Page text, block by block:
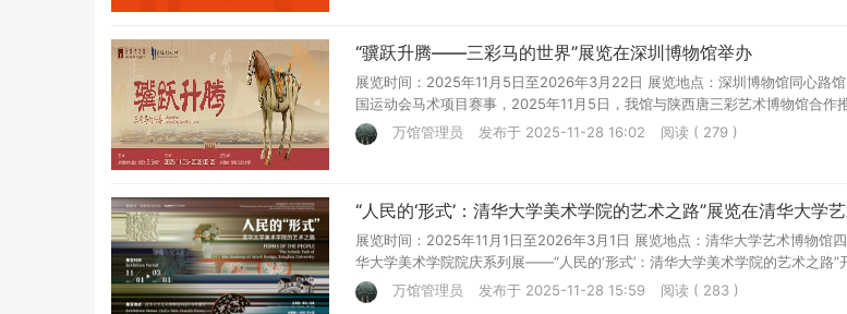
“骥跃升腾——三彩马的世界”展览在深圳博物馆举办
展览时间：2025年11月5日至2026年3月22日 展览地点：深圳博物馆同心路
国运动会马术项目赛事，2025年11月5日，我馆与陕西唐三彩艺术博物馆合
万馆管理员 发布于 2025-11-28 16:02 阅读 ( 279 )
“人民的‘形式’：清华大学美术学院的艺术之路”展览在清华大学
展览时间：2025年11月1日至2026年3月1日 展览地点：清华大学艺术博物馆
华大学美术学院院庆系列展——“人民的‘形式’：清华大学美术学院的艺术之路”
万馆管理员 发布于 2025-11-28 15:59 阅读 ( 283 )